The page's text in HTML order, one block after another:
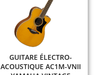
GUITARE ÉLECTRO-
ACOUSTIQUE AC1M-VNII